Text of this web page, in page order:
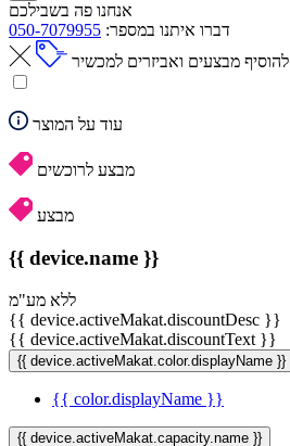
אנחנו פה בשבילכם
דברו איתנו במספר: 050-7079955
להוסיף מבצעים ואביזרים למכשיר
עוד על המוצר
מבצע לרוכשים
מבצע
{{ device.name }}
ללא מע"מ
{{ device.activeMakat.discountDesc }}
{{ device.activeMakat.discountText }}
{{ device.activeMakat.color.displayName }}
{{ color.displayName }}
{{ device.activeMakat.capacity.name }}